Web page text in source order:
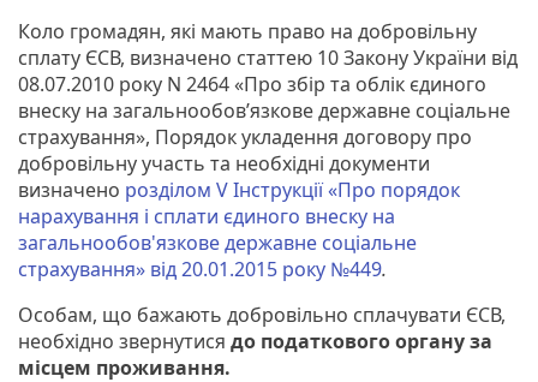
Коло громадян, які мають право на добровільну
сплату ЄСВ, визначено статтею 10 Закону України від
08.07.2010 року N 2464 «Про збір та облік єдиного
внеску на загальнообов’язкове державне соціальне
страхування», Порядок укладення договору про
добровільну участь та необхідні документи
визначено розділом V Інструкції «Про порядок
нарахування і сплати єдиного внеску на
загальнообов'язкове державне соціальне
страхування» від 20.01.2015 року №449.
Особам, що бажають добровільно сплачувати ЄСВ,
необхідно звернутися до податкового органу за
місцем проживання.